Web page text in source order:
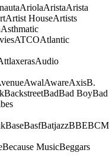
AriolaAristaArista
Artist HouseArtists
Asthmatic
ATCOAtlantic
Audio
AwalAwareAxisB.
BackstreetBadBad BoyBad
BaseBasfBatjazzBBEBCM
Because MusicBeggars